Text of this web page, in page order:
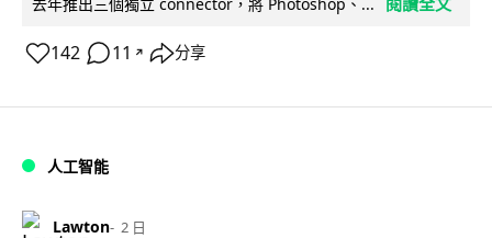
142 11 ↗ 分享
人工智能
Lawton 2 日